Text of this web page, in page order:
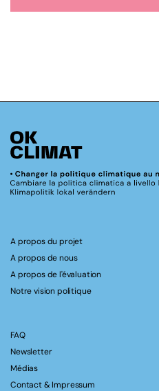
A propos du projet
A propos de nous
A propos de l'évaluation
Notre vision politique
FAQ
Newsletter
Médias
Contact & Impressum